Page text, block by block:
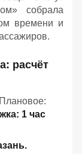
собрала
времени и
расчёт
Плановое:
1 час